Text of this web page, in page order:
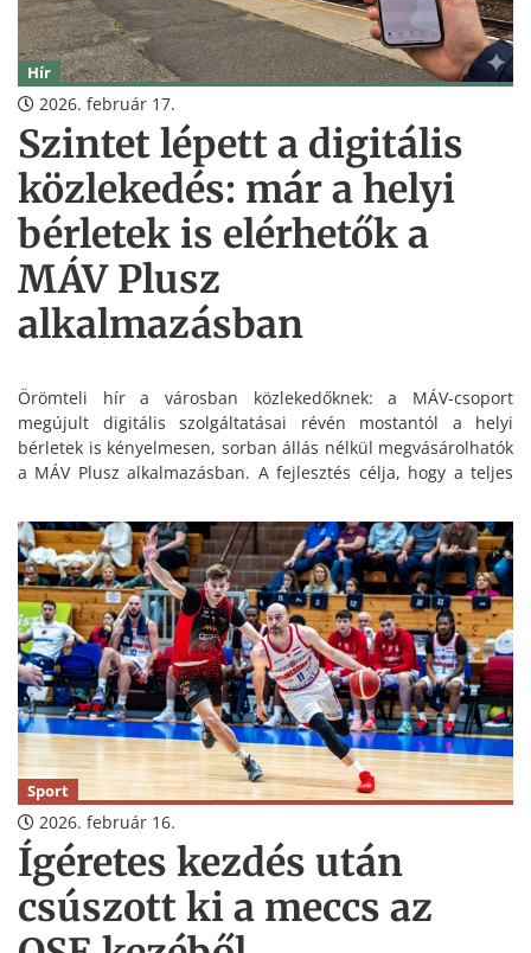
Hír
2026. február 17.
Szintet lépett a digitális
közlekedés: már a helyi
bérletek is elérhetők a
MÁV Plusz
alkalmazásban
Örömteli hír a városban közlekedőknek: a MÁV-csoport
megújult digitális szolgáltatásai révén mostantól a helyi
bérletek is kényelmesen, sorban állás nélkül megvásárolhatók
a MÁV Plusz alkalmazásban. A fejlesztés célja, hogy a teljes
Sport
2026. február 16.
Ígéretes kezdés után
csúszott ki a meccs az